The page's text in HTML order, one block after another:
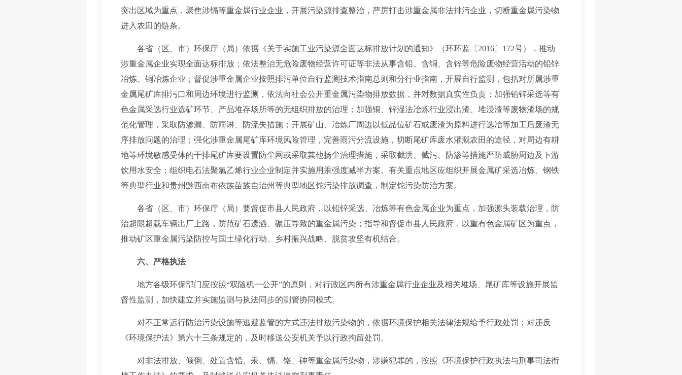
突出区域为重点，聚焦涉镉等重金属行业企业，开展污染源排查整治，严厉打击涉重金属非法排污企业，切断重金属污染物
进入农田的链条。
各省（区、市）环保厅（局）依据《关于实施工业污染源全面达标排放计划的通知》（环环监〔2016〕172号），推动
涉重金属企业实现全面达标排放；依法整治无危险废物经营许可证等非法从事含铅、含铜、含锌等危险废物经营活动的铅锌
冶炼、铜冶炼企业；督促涉重金属企业按照排污单位自行监测技术指南总则和分行业指南，开展自行监测，包括对所属涉重
金属尾矿库排污口和周边环境进行监测，依法向社会公开重金属污染物排放数据，并对数据真实性负责；加强铅锌采选等有
色金属采选行业选矿环节、产品堆存场所等的无组织排放的治理；加强铜、锌湿法冶炼行业浸出渣、堆浸渣等废物渣场的规
范化管理，采取防渗漏、防雨淋、防流失措施；开展矿山、冶炼厂周边以低品位矿石或废渣为原料进行选冶等加工后废渣无
序排放问题的治理；强化涉重金属尾矿库环境风险管理，完善雨污分流设施，切断尾矿库废水灌溉农田的途径，对周边有耕
地等环境敏感受体的干排尾矿库要设置防尘网或采取其他扬尘治理措施，采取截洪、截污、防渗等措施严防威胁周边及下游
饮用水安全；组织电石法聚氯乙烯行业企业制定并实施用汞强度减半方案。有关重点地区应组织开展金属矿采选冶炼、钢铁
等典型行业和贵州黔西南布依族苗族自治州等典型地区铊污染排放调查，制定铊污染防治方案。
各省（区、市）环保厅（局）要督促市县人民政府，以铅锌采选、冶炼等有色金属企业为重点，加强源头装载治理，防
治超限超载车辆出厂上路，防范矿石遗洒、碾压导致的重金属污染；指导和督促市县人民政府，以重有色金属矿区为重点，
推动矿区重金属污染防控与国土绿化行动、乡村振兴战略、脱贫攻坚有机结合。
六、严格执法
地方各级环保部门应按照“双随机一公开”的原则，对行政区内所有涉重金属行业企业及相关堆场、尾矿库等设施开展监
督性监测，加快建立并实施监测与执法同步的测管协同模式。
对不正常运行防治污染设施等逃避监管的方式违法排放污染物的，依据环境保护相关法律法规给予行政处罚；对违反
《环境保护法》第六十三条规定的，及时移送公安机关予以行政拘留处罚。
对非法排放、倾倒、处置含铅、汞、镉、铬、砷等重金属污染物，涉嫌犯罪的，按照《环境保护行政执法与刑事司法衔